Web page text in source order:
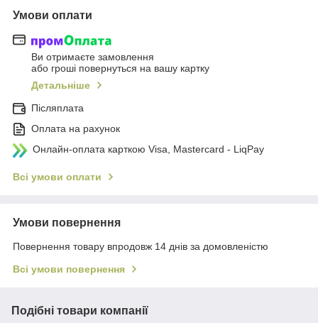
Умови оплати
Ви отримаєте замовлення
або гроші повернуться на вашу картку
Детальніше
Післяплата
Оплата на рахунок
Онлайн-оплата карткою Visa, Mastercard - LiqPay
Всі умови оплати
Умови повернення
Повернення товару впродовж 14 днів за домовленістю
Всі умови повернення
Подібні товари компанії